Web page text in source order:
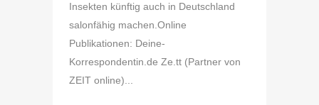
Insekten künftig auch in Deutschland
salonfähig machen.Online
Publikationen: Deine-
Korrespondentin.de Ze.tt (Partner von
ZEIT online)...